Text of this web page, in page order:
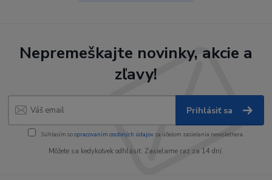
Nepremeškajte novinky, akcie a
zľavy!
Prihlásiť sa
Súhlasím sospracovaním osobných údajov za účelom zasielania newslettera.
Môžete sa kedykoľvek odhlásiť. Zasielame raz za 14 dní.